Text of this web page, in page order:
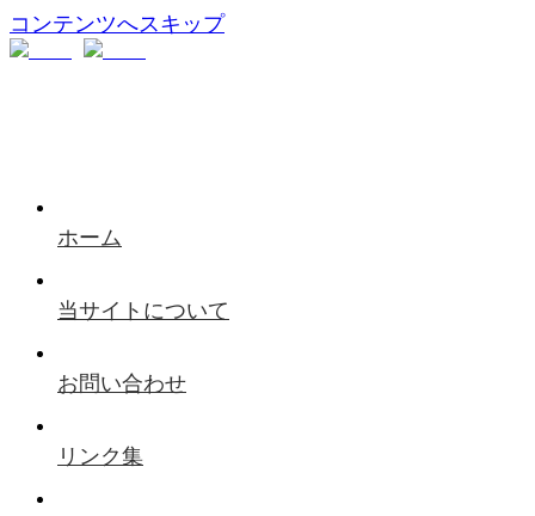
コンテンツへスキップ
ホーム
当サイトについて
お問い合わせ
リンク集